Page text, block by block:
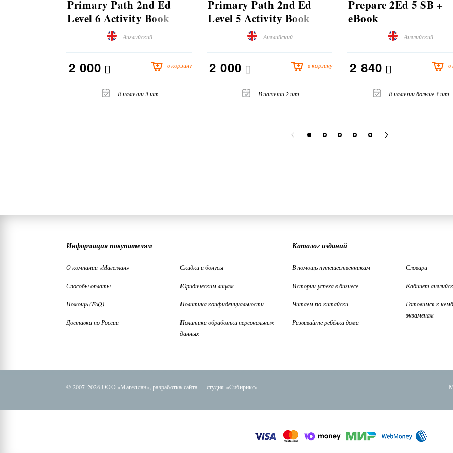
Primary Path 2nd Ed
Level 6 Activity Book
with Digital Pack
Английский
2 000 в корзину
В наличии 3 шт
Primary Path 2nd Ed
Level 5 Activity Book
with Digital Pack
Английский
2 000 в корзину
В наличии 2 шт
Prepare 2Ed 5 SB +
eBook
Английский
2 840 в
В наличии больше 3 шт
Информация покупателям
О компании «Магеллан»
Способы оплаты
Помощь (FAQ)
Доставка по России
Скидки и бонусы
Юридическим лицам
Политика конфиденциальности
Политика обработки персональных
данных
Каталог изданий
В помощь путешественникам
Истории успеха в бизнесе
Читаем по-китайски
Развивайте ребёнка дома
Словари
Кабинет
Готовимся к
экзаменам
© 2007-2026 ООО «Магеллан», разработка сайта — студия «Сибирикс»